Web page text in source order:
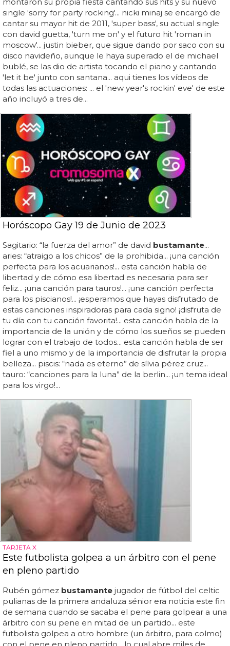
single 'sorry for party rocking'... nicki minaj se encargó de
cantar su mayor hit de 2011, 'super bass', su actual single
con david guetta, 'turn me on' y el futuro hit 'roman in
moscow'... justin bieber, que sigue dando por saco con su
disco navideño, aunque le haya superado el de michael
bublé, se las dio de artista tocando el piano y cantando
'let it be' junto con santana... aqui tienes los vídeos de
todas las actuaciones: ... el 'new year's rockin' eve' de este
año incluyó a tres de...
Horóscopo Gay 19 de Junio de 2023
Sagitario: “la fuerza del amor” de david bustamante...
aries: “atraigo a los chicos” de la prohibida... ¡una canción
perfecta para los acuarianos!... esta canción habla de
libertad y de cómo esa libertad es necesaria para ser
feliz... ¡una canción para tauros!... ¡una canción perfecta
para los piscianos!... ¡esperamos que hayas disfrutado de
estas canciones inspiradoras para cada signo! ¡disfruta de
tu día con tu canción favorita!... esta canción habla de la
importancia de la unión y de cómo los sueños se pueden
lograr con el trabajo de todos... esta canción habla de ser
fiel a uno mismo y de la importancia de disfrutar la propia
belleza... piscis: “nada es eterno” de sílvia pérez cruz...
tauro: “canciones para la luna” de la berlin... ¡un tema ideal
para los virgo!...
TARJETA X
Este futbolista golpea a un árbitro con el pene
en pleno partido
Rubén gómez bustamante jugador de fútbol del celtic
pulianas de la primera andaluza sénior era noticia este fin
de semana cuando se sacaba el pene para golpear a una
árbitro con su pene en mitad de un partido... este
futbolista golpea a otro hombre (un árbitro, para colmo)